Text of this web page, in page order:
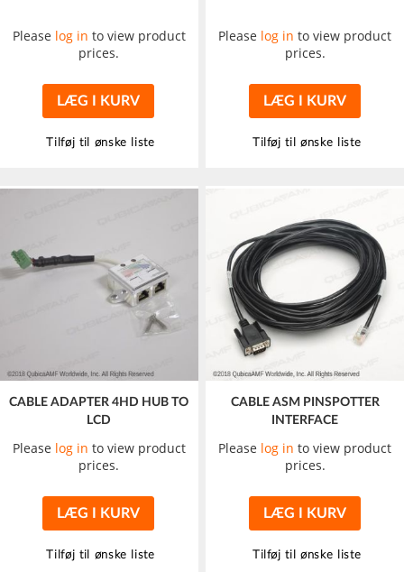
Please log in to view product
prices.
LÆG I KURV
Tilføj til ønske liste
Please log in to view product
prices.
LÆG I KURV
Tilføj til ønske liste
CABLE ADAPTER 4HD HUB TO
LCD
Please log in to view product
prices.
LÆG I KURV
Tilføj til ønske liste
CABLE ASM PINSPOTTER
INTERFACE
Please log in to view product
prices.
LÆG I KURV
Tilføj til ønske liste